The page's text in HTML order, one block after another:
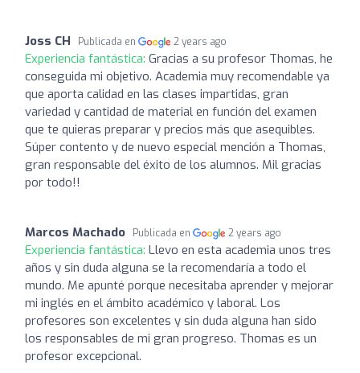
Joss CH Publicada en 2 years ago
Experiencia fantástica: Gracias a su profesor Thomas, he
conseguida mi objetivo. Academia muy recomendable ya
que aporta calidad en las clases impartidas, gran
variedad y cantidad de material en función del examen
que te quieras preparar y precios más que asequibles.
Súper contento y de nuevo especial mención a Thomas,
gran responsable del éxito de los alumnos. Mil gracias
por todo!!
Marcos Machado Publicada en 2 years ago
Experiencia fantástica: Llevo en esta academia unos tres
años y sin duda alguna se la recomendaría a todo el
mundo. Me apunté porque necesitaba aprender y mejorar
mi inglés en el ámbito académico y laboral. Los
profesores son excelentes y sin duda alguna han sido
los responsables de mi gran progreso. Thomas es un
profesor excepcional.